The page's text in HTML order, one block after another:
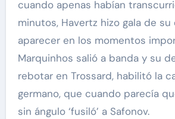
cuando apenas habían
minutos, Havertz hizo gala de su
aparecer en los momentos
Marquinhos salió a banda y su
rebotar en Trossard, habilitó la
germano, que cuando parecía
sin ángulo ‘fusiló’ a Safonov.